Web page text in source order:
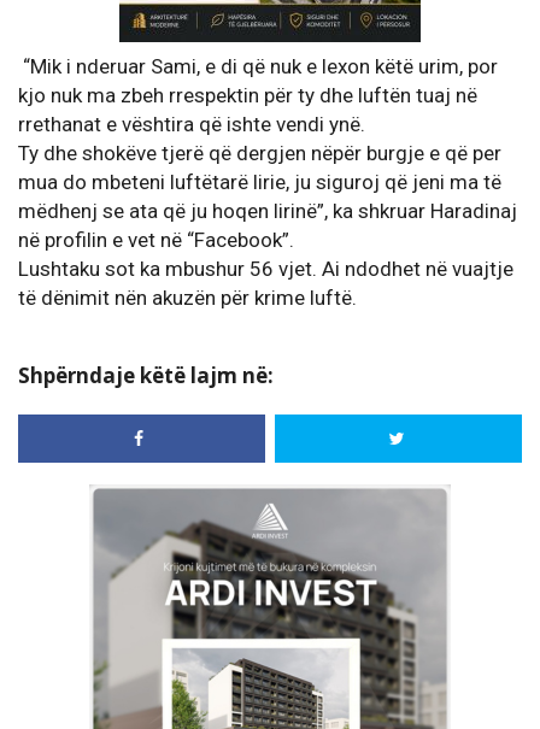
“Mik i nderuar Sami, e di që nuk e lexon këtë urim, por
kjo nuk ma zbeh rrespektin për ty dhe luftën tuaj në
rrethanat e vështira që ishte vendi ynë.
Ty dhe shokëve tjerë që dergjen nëpër burgje e që per
mua do mbeteni luftëtarë lirie, ju siguroj që jeni ma të
mëdhenj se ata që ju hoqen lirinë”, ka shkruar Haradinaj
në profilin e vet në “Facebook”.
Lushtaku sot ka mbushur 56 vjet. Ai ndodhet në vuajtje
të dënimit nën akuzën për krime luftë.
Shpërndaje këtë lajm në: